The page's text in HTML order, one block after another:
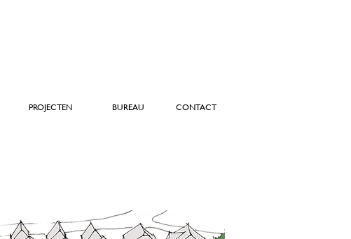
PROJECTEN BUREAU CONTACT